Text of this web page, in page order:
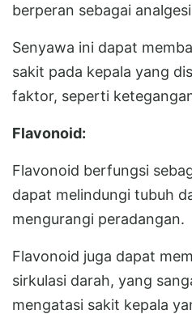
berperan sebagai
Senyawa ini dapat
sakit pada kepala yang
faktor, seperti
Flavonoid:
Flavonoid berfungsi
dapat melindungi tubuh
mengurangi peradangan.
Flavonoid juga dapat
sirkulasi darah, yang
mengatasi sakit kepala